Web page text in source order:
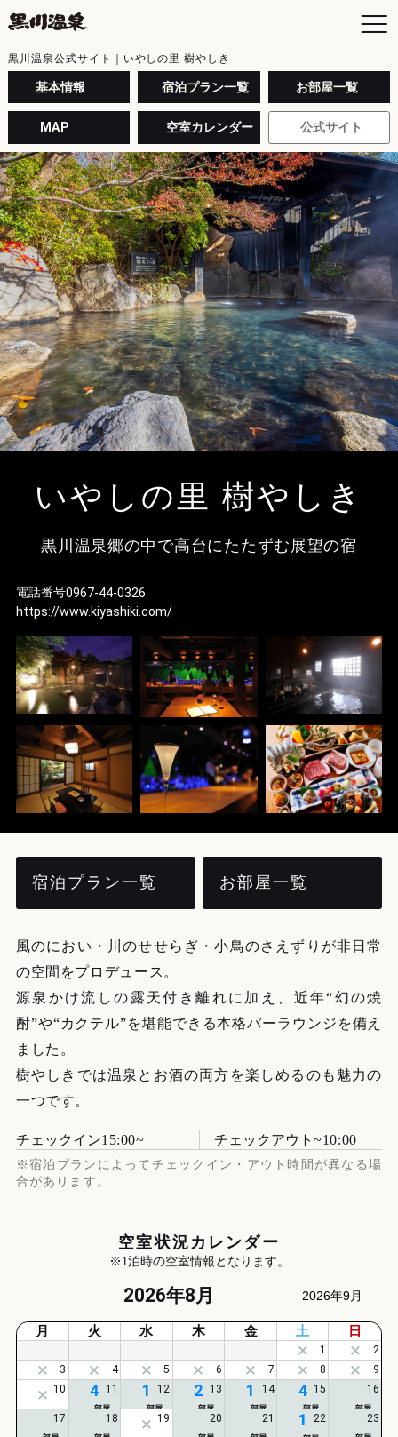
お
空
黒
入
黒
年
交
最
駐
黒
黒
黒川温泉公式サイト｜いやしの里 樹やしき
基本情報 宿泊プラン一覧 お部屋一覧
MAP 空室カレンダー 公式サイト
いやしの里 樹やしき
黒川温泉郷の中で高台にたたずむ展望の宿
電話番号0967-44-0326
https://www.kiyashiki.com/
宿泊プラン一覧 お部屋一覧
風のにおい・川のせせらぎ・小鳥のさえずりが非日常
の空間をプロデュース。
源泉かけ流しの露天付き離れに加え、近年“幻の焼
酎”や“カクテル”を堪能できる本格バーラウンジを備え
ました。
樹やしきでは温泉とお酒の両方を楽しめるのも魅力の
一つです。
チェックイン15:00 チェックアウト 10:00
※宿泊プランによってチェックイン・アウト時間が異なる場
合があります。
空室状況カレンダー
※1泊時の空室情報となります。
2026年8月 2026年9月
月 火 水 木 金 土 日
4 1 2 1
4
1